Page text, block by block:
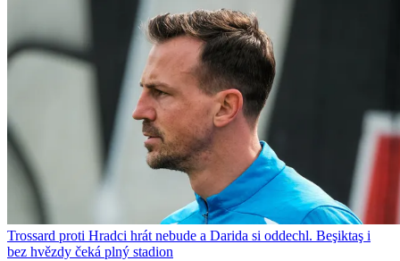
Trossard proti Hradci hrát nebude a Darida si oddechl. Beşiktaş i
bez hvězdy čeká plný stadion